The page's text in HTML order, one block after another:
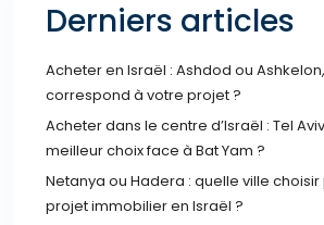
Derniers articles
Acheter en Israël : Ashdod ou
correspond à votre projet ?
Acheter dans le centre d’Israël : Tel
meilleur choix face à Bat Yam ?
Netanya ou Hadera : quelle ville
projet immobilier en Israël ?